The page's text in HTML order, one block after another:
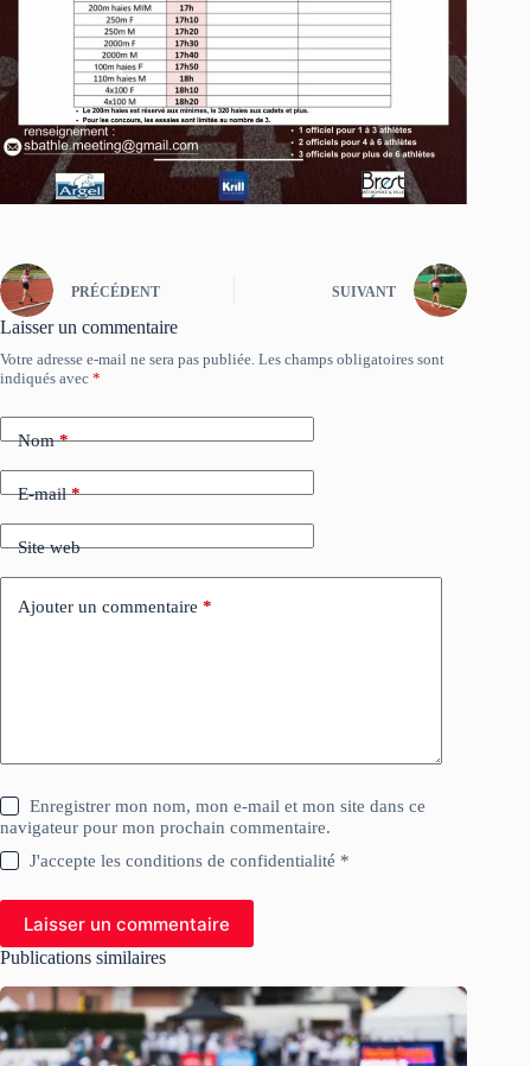
PRÉCÉDENT SUIVANT
Laisser un commentaire
Votre adresse e-mail ne sera pas publiée. Les champs obligatoires sont
indiqués avec *
Nom*
E-mail*
Site web
Ajouter un commentaire *
Enregistrer mon nom, mon e-mail et mon site dans ce
navigateur pour mon prochain commentaire.
J'accepte les conditions de confidentialité *
Laisser un commentaire
Publications similaires